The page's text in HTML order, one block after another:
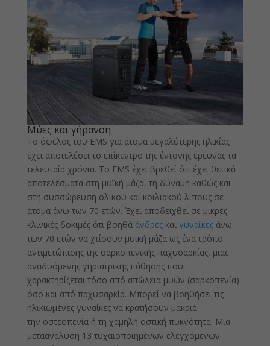
Μύες και γήρανση
Το όφελος του EMS για άτομα μεγαλύτερης ηλικίας
έχει αποτελέσει το επίκεντρο της έντονης έρευνας τα
τελευταία χρόνια. Το EMS έχει βρεθεί ότι έχει θετικά
αποτελέσματα στη μυϊκή μάζα, τη δύναμη καθώς και
στη συσσώρευση ολικού και κοιλιακού λίπους σε
άτομα άνω των 70 ετών. Έχει αποδειχθεί σε μικρές
κλινικές δοκιμές ότι βοηθά άνδρεςκαι γυναίκεςάνω
των 70 ετών να χτίσουν μυϊκή μάζα ως ένα τρόπο
αντιμετώπισης της σαρκοπενικής παχυσαρκίας, μιας
αναδυόμενης γηριατρικής πάθησης που
χαρακτηρίζεται τόσο από απώλεια μυών (σαρκοπενία)
όσο και από παχυσαρκία. Μπορεί να βοηθήσει τις
ηλικιωμένες γυναίκες να κρατήσουν μακριά
την οστεοπενία ή τη χαμηλή οστική πυκνότητα. Μια
μεταανάλυση 13 τυχαιοποιημένων ελεγχόμενων